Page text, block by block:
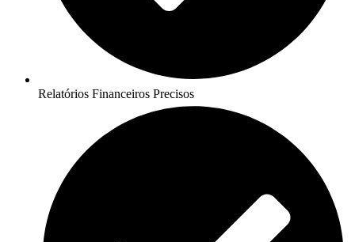
Relatórios Financeiros Precisos